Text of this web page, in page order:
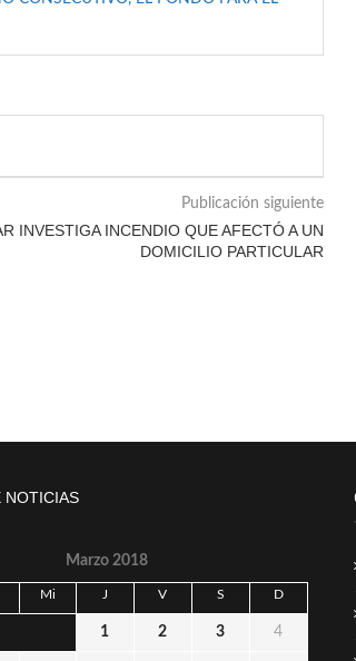
Publicación siguiente
INVESTIGA INCENDIO QUE AFECTÓ A UN
DOMICILIO PARTICULAR
NOTICIAS
Marzo 2018
Mi J V S D
1 2 3 4